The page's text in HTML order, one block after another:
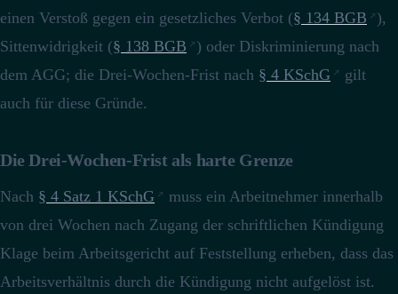
einen Verstoß gegen ein gesetzliches Verbot (§ 134 BGB
),
Sittenwidrigkeit (§ 138 BGB
) oder Diskriminierung nach
dem AGG; die Drei-Wochen-Frist nach § 4 KSchG
gilt
auch für diese Gründe.
Die Drei-Wochen-Frist als harte Grenze
Nach § 4 Satz 1 KSchG
muss ein Arbeitnehmer innerhalb
von drei Wochen nach Zugang der schriftlichen Kündigung
Klage beim Arbeitsgericht auf Feststellung erheben, dass das
Arbeitsverhältnis durch die Kündigung nicht aufgelöst ist.